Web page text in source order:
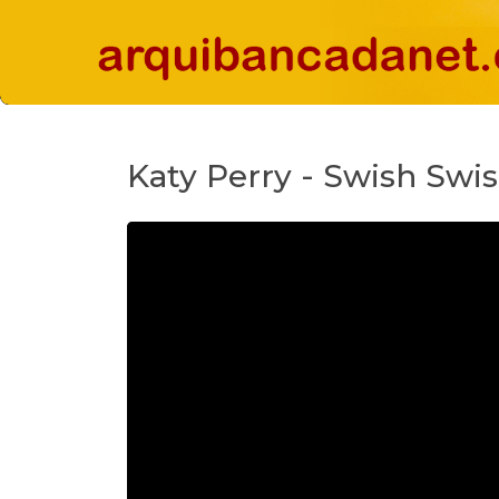
Katy Perry - Swish